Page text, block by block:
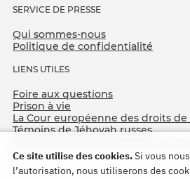
SERVICE DE PRESSE
Qui sommes-nous
Politique de confidentialité
LIENS UTILES
Foire aux questions
Prison à vie
La Cour européenne des droits
Témoins de Jéhovah russes
Ce site utilise des cookies.Si vous
l’autorisation, nous utiliserons des